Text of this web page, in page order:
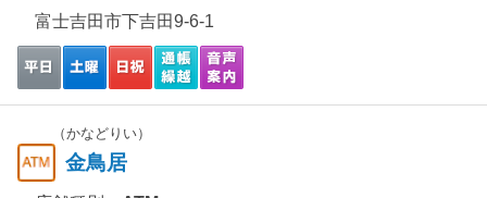
富士吉田市下吉田9-6-1
（かなどりい）
金鳥居